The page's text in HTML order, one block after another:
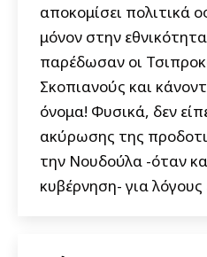
αποκομίσει πολιτικά
μόνον στην
παρέδωσαν οι
Σκοπιανούς και
όνομα! Φυσικά, δεν
ακύρωσης της
την Νουδούλα -όταν
κυβέρνηση- για